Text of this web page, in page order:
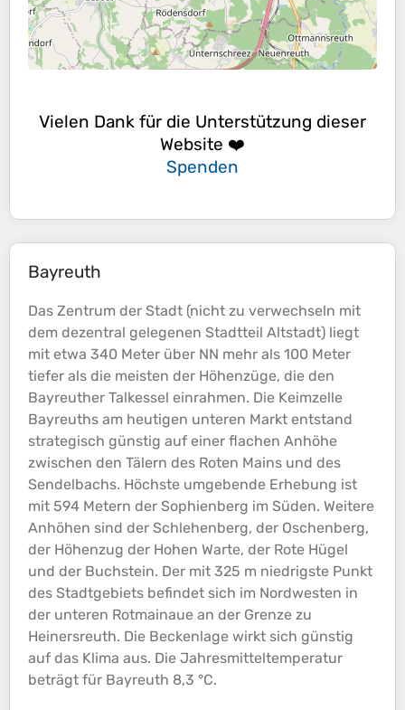
Vielen Dank für die Unterstützung dieser
Website ❤️
Spenden
Bayreuth
Das Zentrum der Stadt (nicht zu verwechseln mit
dem dezentral gelegenen Stadtteil Altstadt) liegt
mit etwa 340 Meter über NN mehr als 100 Meter
tiefer als die meisten der Höhenzüge, die den
Bayreuther Talkessel einrahmen. Die Keimzelle
Bayreuths am heutigen unteren Markt entstand
strategisch günstig auf einer flachen Anhöhe
zwischen den Tälern des Roten Mains und des
Sendelbachs. Höchste umgebende Erhebung ist
mit 594 Metern der Sophienberg im Süden. Weitere
Anhöhen sind der Schlehenberg, der Oschenberg,
der Höhenzug der Hohen Warte, der Rote Hügel
und der Buchstein. Der mit 325 m niedrigste Punkt
des Stadtgebiets befindet sich im Nordwesten in
der unteren Rotmainaue an der Grenze zu
Heinersreuth. Die Beckenlage wirkt sich günstig
auf das Klima aus. Die Jahresmitteltemperatur
beträgt für Bayreuth 8,3 °C.